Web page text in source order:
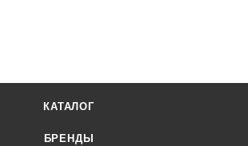
КАТАЛОГ
БРЕНДЫ